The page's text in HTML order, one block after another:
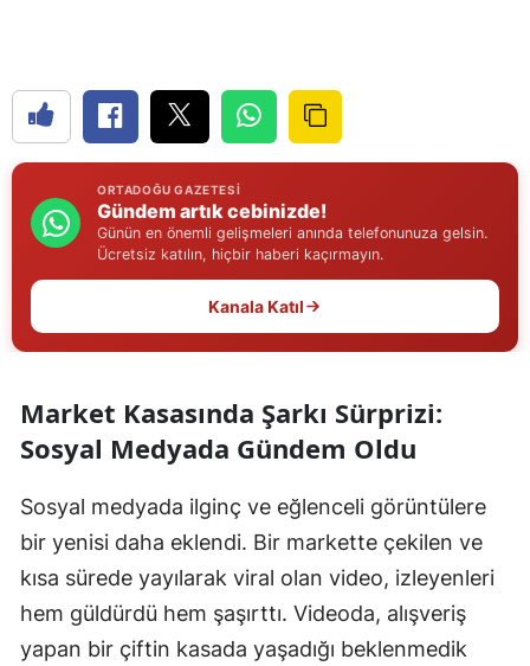
Edirne
Elazığ
Erzincan
Erzurum
Eskişehir
Gaziantep
Giresun
Gümüşhane
Hakkari
Hatay
Mersin
ORTADOĞU GAZETESI
Gündem artık cebinizde!
Günün en önemli gelişmeleri anında telefonunuza gelsin.
Ücretsiz katılın, hiçbir haberi kaçırmayın.
Kanala Katıl
Market Kasasında Şarkı Sürprizi:
Sosyal Medyada Gündem Oldu
Sosyal medyada ilginç ve eğlenceli görüntülere
bir yenisi daha eklendi. Bir markette çekilen ve
kısa sürede yayılarak viral olan video, izleyenleri
hem güldürdü hem şaşırttı. Videoda, alışveriş
yapan bir çiftin kasada yaşadığı beklenmedik